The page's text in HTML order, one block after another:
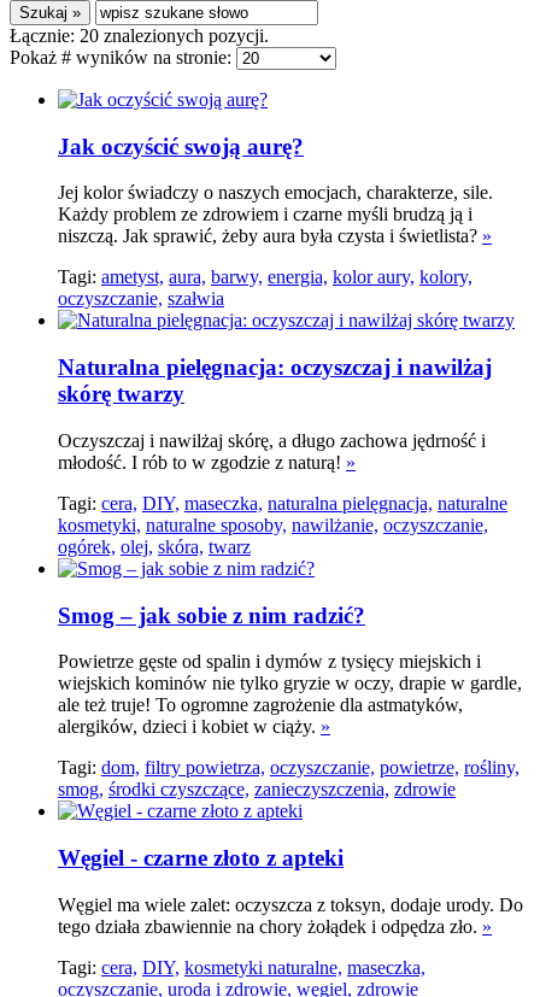
Łącznie: 20 znalezionych pozycji.
Pokaż # wyników na stronie:
Jak oczyścić swoją aurę?
Jej kolor świadczy o naszych emocjach, charakterze, sile.
Każdy problem ze zdrowiem i czarne myśli brudzą ją i
niszczą. Jak sprawić, żeby aura była czysta i świetlista? »
Tagi: ametyst, aura, barwy, energia, kolor aury, kolory,
oczyszczanie, szałwia
Naturalna pielęgnacja: oczyszczaj i nawilżaj
skórę twarzy
Oczyszczaj i nawilżaj skórę, a długo zachowa jędrność i
młodość. I rób to w zgodzie z naturą! »
Tagi: cera, DIY, maseczka, naturalna pielęgnacja, naturalne
kosmetyki, naturalne sposoby, nawilżanie, oczyszczanie,
ogórek, olej, skóra, twarz
Smog – jak sobie z nim radzić?
Powietrze gęste od spalin i dymów z tysięcy miejskich i
wiejskich kominów nie tylko gryzie w oczy, drapie w gardle,
ale też truje! To ogromne zagrożenie dla astmatyków,
alergików, dzieci i kobiet w ciąży. »
Tagi: dom, filtry powietrza, oczyszczanie, powietrze, rośliny,
smog, środki czyszczące, zanieczyszczenia, zdrowie
Węgiel - czarne złoto z apteki
Węgiel ma wiele zalet: oczyszcza z toksyn, dodaje urody. Do
tego działa zbawiennie na chory żołądek i odpędza zło. »
Tagi: cera, DIY, kosmetyki naturalne, maseczka,
oczyszczanie, uroda i zdrowie, węgiel, zdrowie